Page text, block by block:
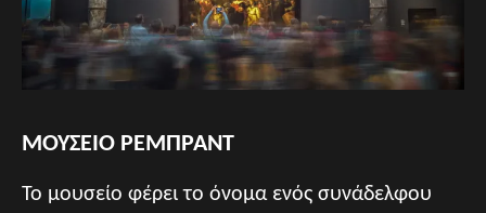
ΜΟΥΣΕΙΟ ΡΕΜΠΡΑΝΤ
Το μουσείο φέρει το όνομα ενός συνάδελφου